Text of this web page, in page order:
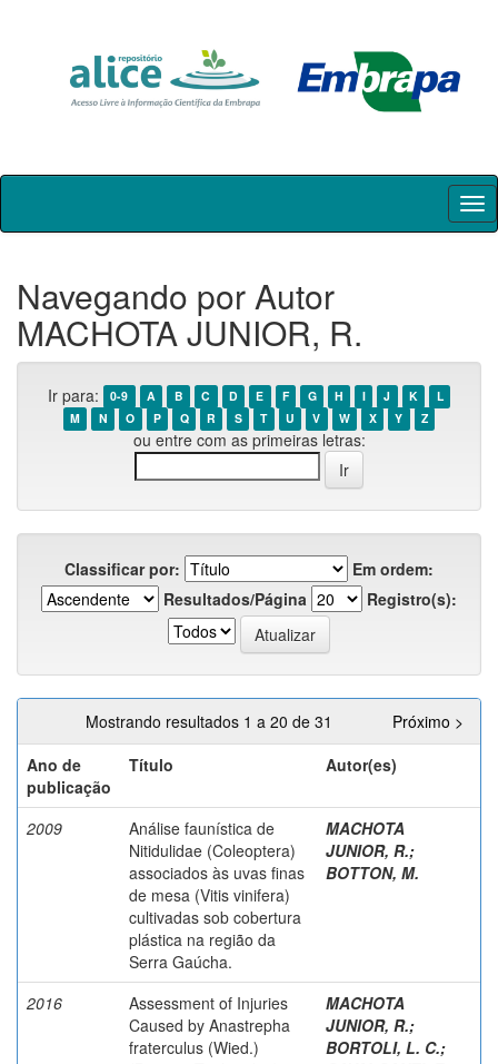
Skip
Navegando por Autor
MACHOTA JUNIOR, R.
Ir para: 0-9 A B C D E F G H I J K
L
M
N O P Q R S T U V W X Y Z
ou entre com as primeiras letras:
Classificar por:
Em ordem:
Resultados/Página
Registro(s):
Mostrando resultados 1 a 20 de 31
Próximo >
Ano de
publicação
Título Autor(es)
2009
Análise faunística de
Nitidulidae (Coleoptera)
associados às uvas finas
de mesa (Vitis vinifera)
cultivadas sob cobertura
plástica na região da
Serra Gaúcha.
MACHOTA
JUNIOR, R.;
BOTTON, M.
2016
Assessment of Injuries
Caused by Anastrepha
fraterculus (Wied.)
MACHOTA
JUNIOR, R.;
BORTOLI, L. C.;